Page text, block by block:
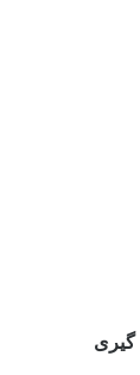
گیری